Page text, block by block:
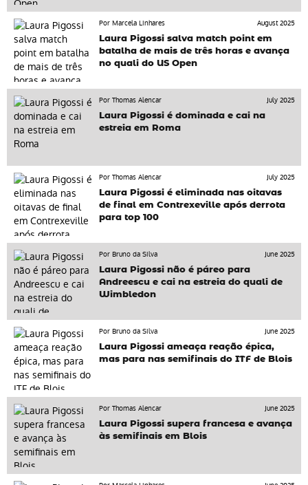
Por Marcela Linhares
August 2025
Laura Pigossi salva match point em
batalha de mais de três horas e avança
no quali do US Open
Por Thomas Alencar
July 2025
Laura Pigossi é dominada e cai na
estreia em Roma
Por Thomas Alencar
July 2025
Laura Pigossi é eliminada nas oitavas
de final em Contrexeville após derrota
para top 100
Por Bruno da Silva
June 2025
Laura Pigossi não é páreo para
Andreescu e cai na estreia do quali de
Wimbledon
Por Bruno da Silva
June 2025
Laura Pigossi ameaça reação épica,
mas para nas semifinais do ITF de Blois
Por Thomas Alencar
June 2025
Laura Pigossi supera francesa e avança
às semifinais em Blois